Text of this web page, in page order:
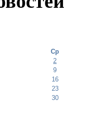
Ср
2
9
16
23
30